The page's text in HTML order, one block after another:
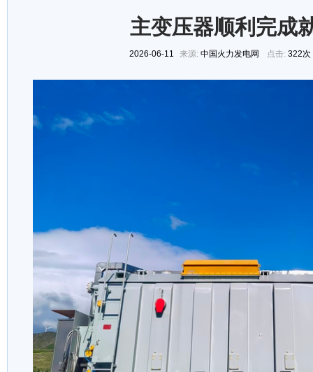
主变压器顺利完成
2026-06-11 来源: 中国火力发电网 点击: 322次